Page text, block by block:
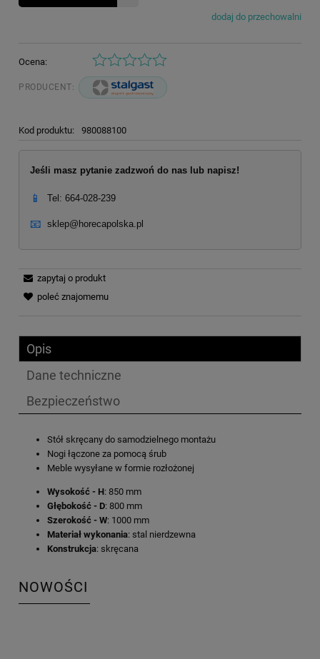
dodaj do przechowalni
Ocena:
PRODUCENT:
Kod produktu: 980088100
Jeśli masz pytanie zadzwoń do nas lub napisz!
📱 Tel: 664-028-239
📧 sklep@horecapolska.pl
zapytaj o produkt
poleć znajomemu
Opis
Dane techniczne
Bezpieczeństwo
Stół skręcany do samodzielnego montażu
Nogi łączone za pomocą śrub
Meble wysyłane w formie rozłożonej
Wysokość - H: 850 mm
Głębokość - D: 800 mm
Szerokość - W: 1000 mm
Materiał wykonania: stal nierdzewna
Konstrukcja: skręcana
NOWOŚCI